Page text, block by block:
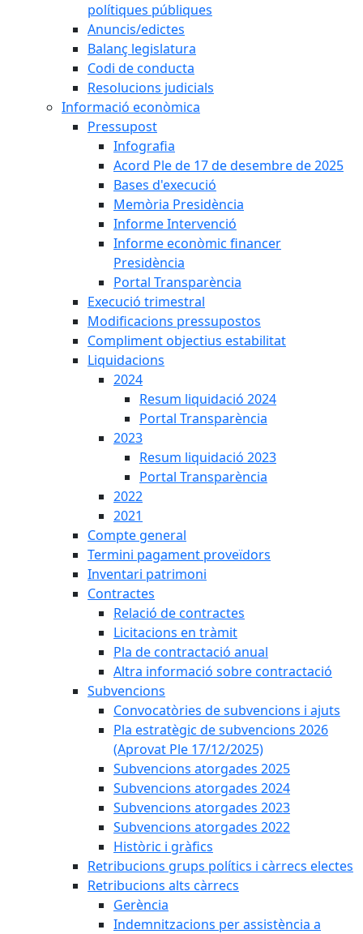
polítiques públiques
Anuncis/edictes
Balanç legislatura
Codi de conducta
Resolucions judicials
Informació econòmica
Pressupost
Infografia
Acord Ple de 17 de desembre de 2025
Bases d'execució
Memòria Presidència
Informe Intervenció
Informe econòmic financer
Presidència
Portal Transparència
Execució trimestral
Modificacions pressupostos
Compliment objectius estabilitat
Liquidacions
2024
Resum liquidació 2024
Portal Transparència
2023
Resum liquidació 2023
Portal Transparència
2022
2021
Compte general
Termini pagament proveïdors
Inventari patrimoni
Contractes
Relació de contractes
Licitacions en tràmit
Pla de contractació anual
Altra informació sobre contractació
Subvencions
Convocatòries de subvencions i ajuts
Pla estratègic de subvencions 2026
(Aprovat Ple 17/12/2025)
Subvencions atorgades 2025
Subvencions atorgades 2024
Subvencions atorgades 2023
Subvencions atorgades 2022
Històric i gràfics
Retribucions grups polítics i càrrecs electes
Retribucions alts càrrecs
Gerència
Indemnitzacions per assistència a